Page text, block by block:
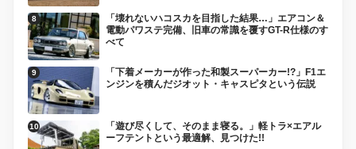
「壊れないハコスカを目指した結果…」エアコン＆
電動パワステ完備、旧車の常識を覆すGT-R仕様のす
べて
「下着メーカーが作った和製スーパーカー!?」F1エ
ンジンを積んだジオット・キャスピタという伝説
「遊び尽くして、そのまま寝る。」軽トラ×エアル
ーフテントという最適解、見つけた!!